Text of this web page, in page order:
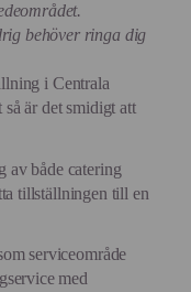
behöver ringa dig
i Centrala
är det smidigt att
av både catering
tillställningen till en
serviceområde
med